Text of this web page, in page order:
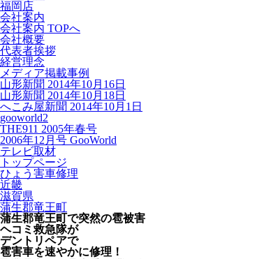
福岡店
会社案内
会社案内 TOPへ
会社概要
代表者挨拶
経営理念
メディア掲載事例
山形新聞 2014年10月16日
山形新聞 2014年10月18日
へこみ屋新聞 2014年10月1日
gooworld2
THE911 2005年春号
2006年12月号 GooWorld
テレビ取材
トップページ
ひょう害車修理
近畿
滋賀県
蒲生郡竜王町
蒲生郡竜王町で突然の雹被害
ヘコミ救急隊が
デントリペアで
雹害車を速やかに修理！